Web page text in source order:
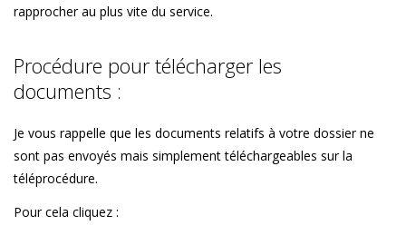
rapprocher au plus vite du service.
Procédure pour télécharger les
documents :
Je vous rappelle que les documents relatifs à votre dossier ne
sont pas envoyés mais simplement téléchargeables sur la
téléprocédure.
Pour cela cliquez :